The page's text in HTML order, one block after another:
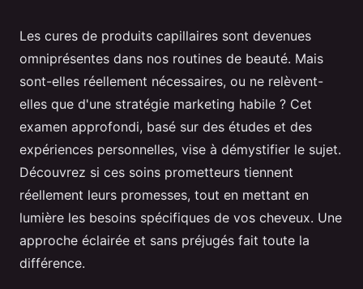
Les cures de produits capillaires sont devenues
omniprésentes dans nos routines de beauté. Mais
sont-elles réellement nécessaires, ou ne relèvent-
elles que d'une stratégie marketing habile ? Cet
examen approfondi, basé sur des études et des
expériences personnelles, vise à démystifier le sujet.
Découvrez si ces soins prometteurs tiennent
réellement leurs promesses, tout en mettant en
lumière les besoins spécifiques de vos cheveux. Une
approche éclairée et sans préjugés fait toute la
différence.